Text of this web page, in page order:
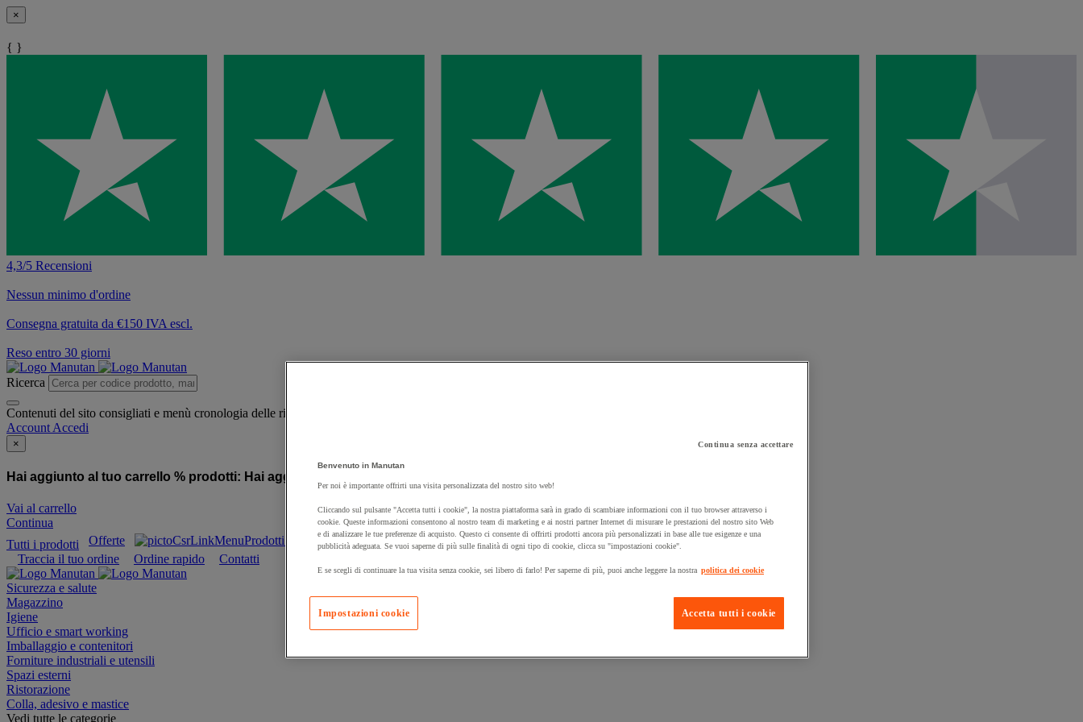
×
{ }
4,3/5 Recensioni
Nessun minimo d'ordine
Consegna gratuita da €150 IVA escl.
Reso entro 30 giorni
Ricerca
Contenuti del sito consigliati e menù cronologia delle ricerche
Account Accedi
×
Hai aggiunto al tuo carrello % prodotti: Hai aggiunto al tuo carrello un prodotto:
Vai al carrello
Continua
Tutti i prodotti
Offerte Prodotti sostenibili Manutan Expert
Prodotti in pronta consegna
Traccia il tuo ordine
Ordine rapido Contatti
Sicurezza e salute
Magazzino
Igiene
Ufficio e smart working
Imballaggio e contenitori
Forniture industriali e utensili
Spazi esterni
Ristorazione
Colla, adesivo e mastice
Vedi tutte le categorie
Continua senza accettare
Benvenuto in Manutan
Per noi è importante offrirti una visita personalizzata del nostro sito web!
Cliccando sul pulsante "Accetta tutti i cookie", la nostra piattaforma sarà in grado di scambiare informazioni con il tuo browser attraverso i
cookie. Queste informazioni consentono al nostro team di marketing e ai nostri partner Internet di misurare le prestazioni del nostro sito Web
e di analizzare le tue preferenze di acquisto. Questo ci consente di offrirti prodotti ancora più personalizzati in base alle tue esigenze e una
pubblicità adeguata. Se vuoi saperne di più sulle finalità di ogni tipo di cookie, clicca su "impostazioni cookie".
E se scegli di continuare la tua visita senza cookie, sei libero di farlo! Per saperne di più, puoi anche leggere la nostra politica dei cookie
Accetta tutti i cookie
Impostazioni cookie